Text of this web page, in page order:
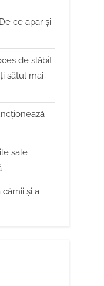
ce apar și
de slăbit
sătul mai
sale
și a